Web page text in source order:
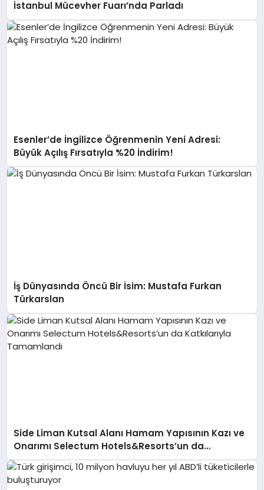
İstanbul Mücevher Fuarı’nda Parladı ￼
Esenler’de İngilizce Öğrenmenin Yeni Adresi:
Büyük Açılış Fırsatıyla %20 İndirim!
İş Dünyasında Öncü Bir İsim: Mustafa Furkan
Türkarslan
Side Liman Kutsal Alanı Hamam Yapısının Kazı ve
Onarımı Selectum Hotels&Resorts’un da
Katkılarıyla Tamamlandı